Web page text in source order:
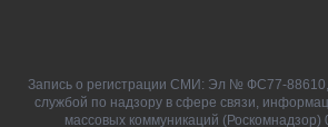
Запись о регистрации СМИ: Эл № ФС77-
службой по надзору в сфере связи,
массовых коммуникаций (Роскомнадзор)